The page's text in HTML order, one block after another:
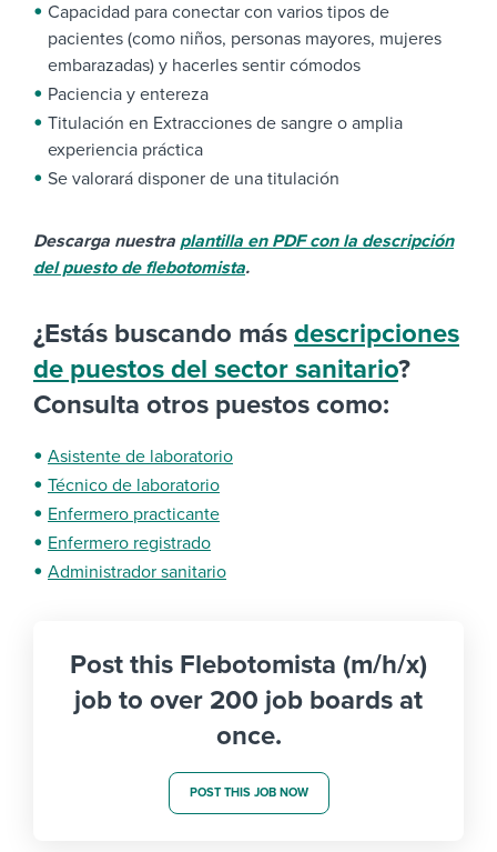
Capacidad para conectar con varios tipos de
pacientes (como niños, personas mayores, mujeres
embarazadas) y hacerles sentir cómodos
Paciencia y entereza
Titulación en Extracciones de sangre o amplia
experiencia práctica
Se valorará disponer de una titulación
Descarga nuestra plantilla en PDF con la descripción
del puesto de flebotomista.
¿Estás buscando más descripciones
de puestos del sector sanitario?
Consulta otros puestos como:
Asistente de laboratorio
Técnico de laboratorio
Enfermero practicante
Enfermero registrado
Administrador sanitario
Post this Flebotomista (m/h/x)
job to over 200 job boards at
once.
POST THIS JOB NOW